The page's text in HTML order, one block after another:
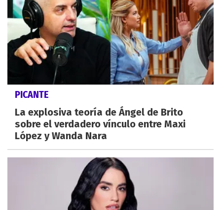
PICANTE
La explosiva teoría de Ángel de Brito
sobre el verdadero vínculo entre Maxi
López y Wanda Nara